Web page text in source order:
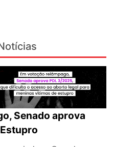
Senado aprova